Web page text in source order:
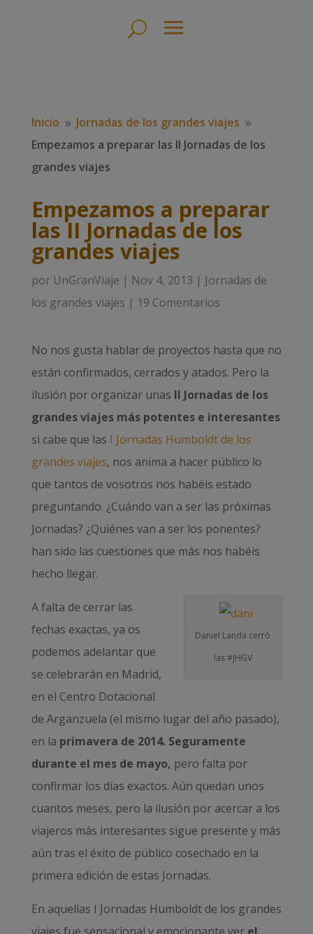
Inicio 9 Jornadas de los grandes viajes 9
Empezamos a preparar las II Jornadas de los
grandes viajes
Empezamos a preparar
las II Jornadas de los
grandes viajes
por UnGranViaje | Nov 4, 2013 | Jornadas de
los grandes viajes | 19 Comentarios
No nos gusta hablar de proyectos hasta que no
están confirmados, cerrados y atados. Pero la
ilusión por organizar unas II Jornadas de los
grandes viajes más potentes e interesantes
si cabe que las I Jornadas Humboldt de los
grandes viajes, nos anima a hacer público lo
que tantos de vosotros nos habéis estado
preguntando. ¿Cuándo van a ser las próximas
Jornadas? ¿Quiénes van a ser los ponentes?
han sido las cuestiones que más nos habéis
hecho llegar.
Daniel Landa cerró
las #JHGV
A falta de cerrar las
fechas exactas, ya os
podemos adelantar que
se celebrarán en Madrid,
en el Centro Dotacional
de Arganzuela (el mismo lugar del año pasado),
en la primavera de 2014. Seguramente
durante el mes de mayo, pero falta por
confirmar los días exactos. Aún quedan unos
cuantos meses, pero la ilusión por acercar a los
viajeros más interesantes sigue presente y más
aún tras el éxito de público cosechado en la
primera edición de estas Jornadas.
En aquellas I Jornadas Humboldt de los grandes